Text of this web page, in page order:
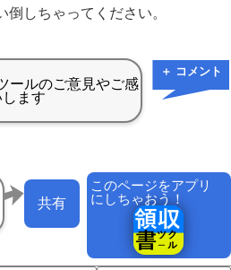
しちゃってください。
＋ コメント
このページをアプリ
にしちゃおう！
共有